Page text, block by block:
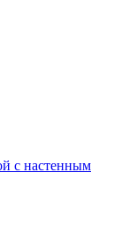
с настенным